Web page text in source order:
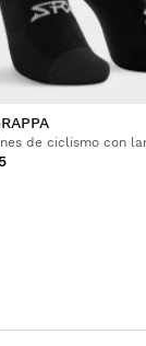
invierno,
48
de ciclismo con